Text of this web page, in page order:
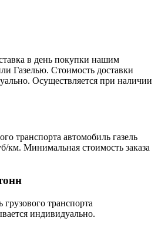
в день покупки нашим
Газелью. Стоимость доставки
Осуществляется при наличии
транспорта автомобиль газель
км. Минимальная стоимость заказа
транспорта
индивидуально.